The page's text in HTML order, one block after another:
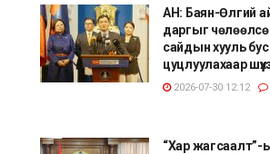
АН: Баян-Өлгий
даргыг
сайдын хууль
цуцлуулахаар
2026-07-30 12:12
“Хар жагсаалт”-